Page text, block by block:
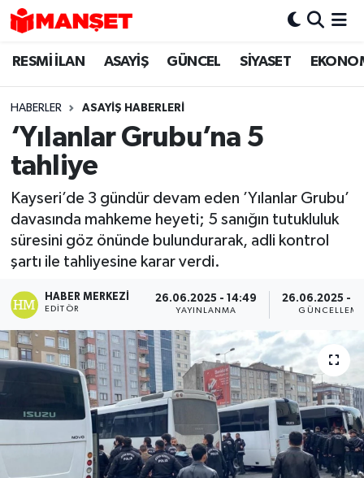
RESMİ İLAN ASAYİŞ GÜNCEL SİYASET
HABERLER ASAYİŞ HABERLERİ
‘Yılanlar Grubu’na 5
tahliye
Kayseri’de 3 gündür devam eden ’Yılanlar Grubu’
davasında mahkeme heyeti; 5 sanığın tutukluluk
süresini göz önünde bulundurarak, adli kontrol
şartı ile tahliyesine karar verdi.
HABER MERKEZI
EDITÖR
26.06.2025 - 14:49
YAYINLANMA
26.06.2025 -
GÜNCELLEME
Hava Durumu
Trafik Durumu
Süper Lig Puan Durumu ve Fikstür
Son Dakika Haberleri
Haber Arşivi